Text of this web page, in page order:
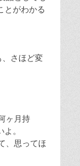
とがわかる
さほど変
ヶ月持
。
、思ってほ